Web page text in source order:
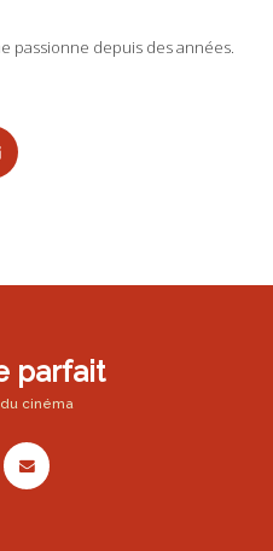
passionne depuis des années.
parfait
du cinéma